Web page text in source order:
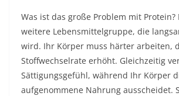
Was ist das große Problem mit
weitere Lebensmittelgruppe, die
wird. Ihr Körper muss härter arbeiten,
Stoffwechselrate erhöht. Gleichzeitig
Sättigungsgefühl, während Ihr Körper
aufgenommene Nahrung ausscheidet.